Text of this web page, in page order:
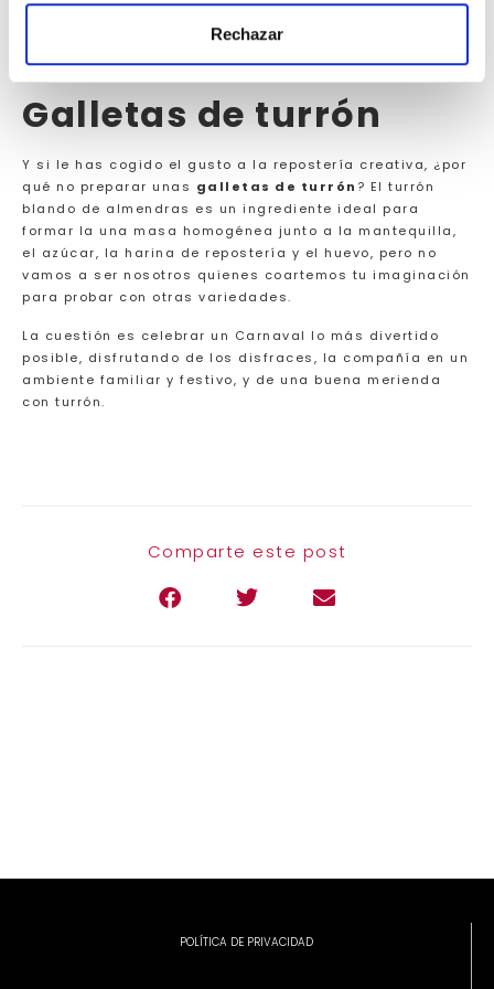
Rechazar
0% sin azúcares añadidos
igualmente riquísimo.
Galletas de turrón
Y si le has cogido el gusto a la repostería creativa, ¿por
qué no preparar unas galletas de turrón ? El turrón
blando de almendras es un ingrediente ideal para
formar la una masa homogénea junto a la mantequilla,
el azúcar, la harina de repostería y el huevo, pero no
vamos a ser nosotros quienes coartemos tu imaginación
para probar con otras variedades.
La cuestión es celebrar un Carnaval lo más divertido
posible, disfrutando de los disfraces, la compañía en un
ambiente familiar y festivo, y de una buena merienda
con turrón.
Comparte este post
POLÍTICA DE PRIVACIDAD